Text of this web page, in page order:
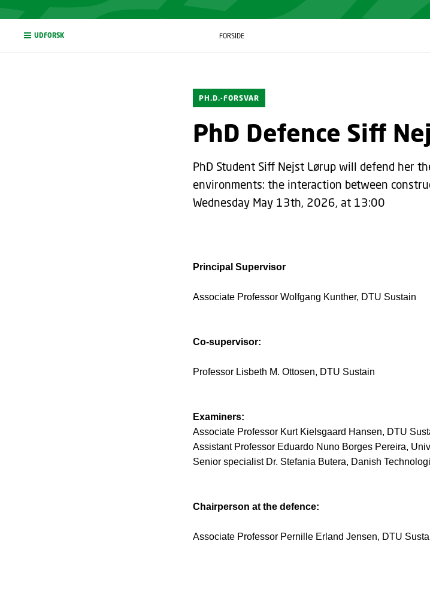
UDFORSK FORSIDE
PH.D.-FORSVAR
PhD Defence Siff
PhD Student Siff Nejst Lørup will defend her
environments: the interaction between
Wednesday May 13th, 2026, at 13:00
Principal Supervisor
Associate Professor Wolfgang Kunther, DTU Sustain
Co-supervisor:
Professor Lisbeth M. Ottosen, DTU Sustain
Examiners:
Associate Professor Kurt Kielsgaard Hansen, DTU
Assistant Professor Eduardo Nuno Borges Pereira,
Senior specialist Dr. Stefania Butera, Danish
Chairperson at the defence:
Associate Professor Pernille Erland Jensen, DTU